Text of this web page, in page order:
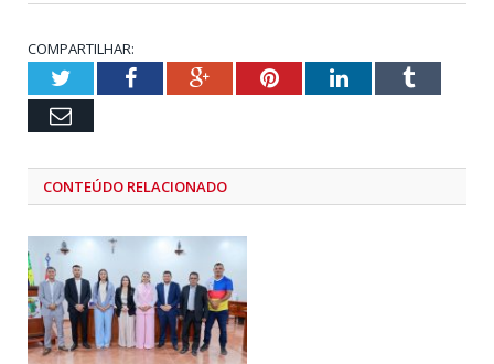
COMPARTILHAR:
TwitterFacebookGoogle+PinterestLinkedInTumblr
Email
CONTEÚDO RELACIONADO